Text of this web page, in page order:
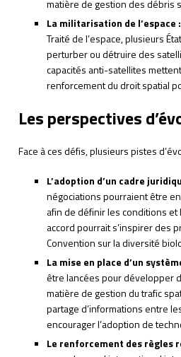
matière de gestion des débris
La militarisation de l’espace :
Traité de l’espace, plusieurs
perturber ou détruire des
capacités anti-satellites
renforcement du droit spatial
Les perspectives
Face à ces défis, plusieurs pistes
L’adoption d’un cadre
négociations pourraient être
afin de définir les conditions et
accord pourrait s’inspirer des
Convention sur la diversité
La mise en place d’un
être lancées pour développer
matière de gestion du trafic
partage d’informations entre
encourager l’adoption de
Le renforcement des règles